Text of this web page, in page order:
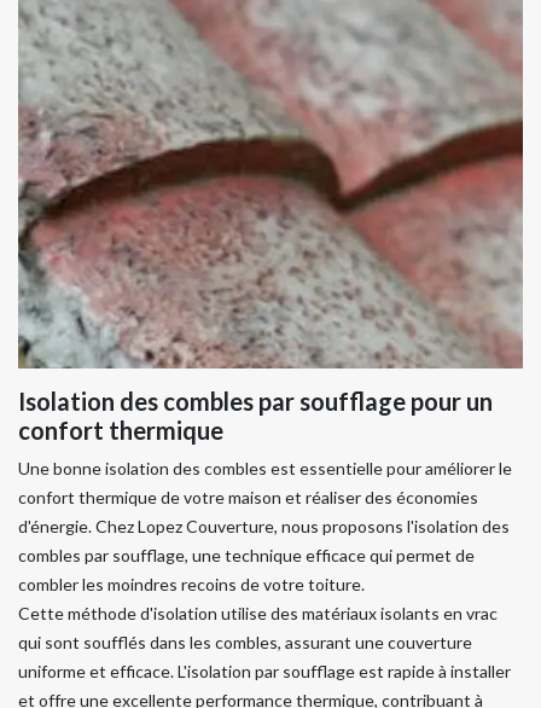
Isolation des combles par soufflage pour un
confort thermique
Une bonne isolation des combles est essentielle pour améliorer le
confort thermique de votre maison et réaliser des économies
d'énergie. Chez Lopez Couverture, nous proposons l'isolation des
combles par soufflage, une technique efficace qui permet de
combler les moindres recoins de votre toiture.
Cette méthode d'isolation utilise des matériaux isolants en vrac
qui sont soufflés dans les combles, assurant une couverture
uniforme et efficace. L'isolation par soufflage est rapide à installer
et offre une excellente performance thermique, contribuant à